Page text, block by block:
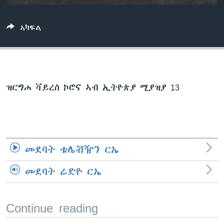
ኣካፍል
ዝርግሐ ቫይረስ ኮሮና ኣብ ኢትዮጵያ ሚያዝያ 13
መደባት ቴሌቭዥን ርኤ
መደባት ሬድዮ ርኤ
Continue reading